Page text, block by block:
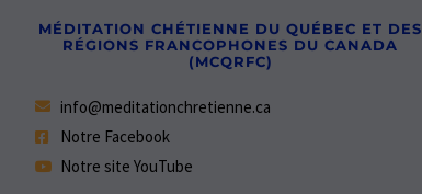
MÉDITATION CHÉTIENNE DU QUÉBEC ET DES
RÉGIONS FRANCOPHONES DU CANADA
(MCQRFC)
info@meditationchretienne.ca
Notre Facebook
Notre site YouTube